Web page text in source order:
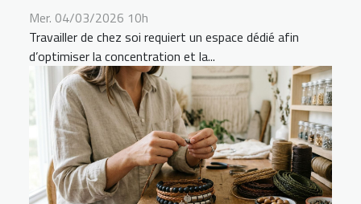
Mer. 04/03/2026 10h
Travailler de chez soi requiert un espace dédié afin
d’optimiser la concentration et la...